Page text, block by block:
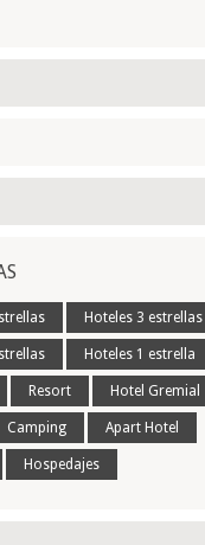
Hoteles 3 estrellas
Hoteles 1 estrella
Resort Hotel Gremial
Camping Apart Hotel
Hospedajes